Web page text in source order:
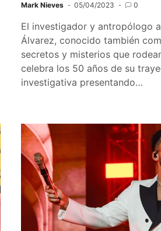
Mark Nieves 05/04/2023 0
El investigador y antropólogo
Álvarez, conocido también
secretos y misterios que
celebra los 50 años de su
investigativa presentando…